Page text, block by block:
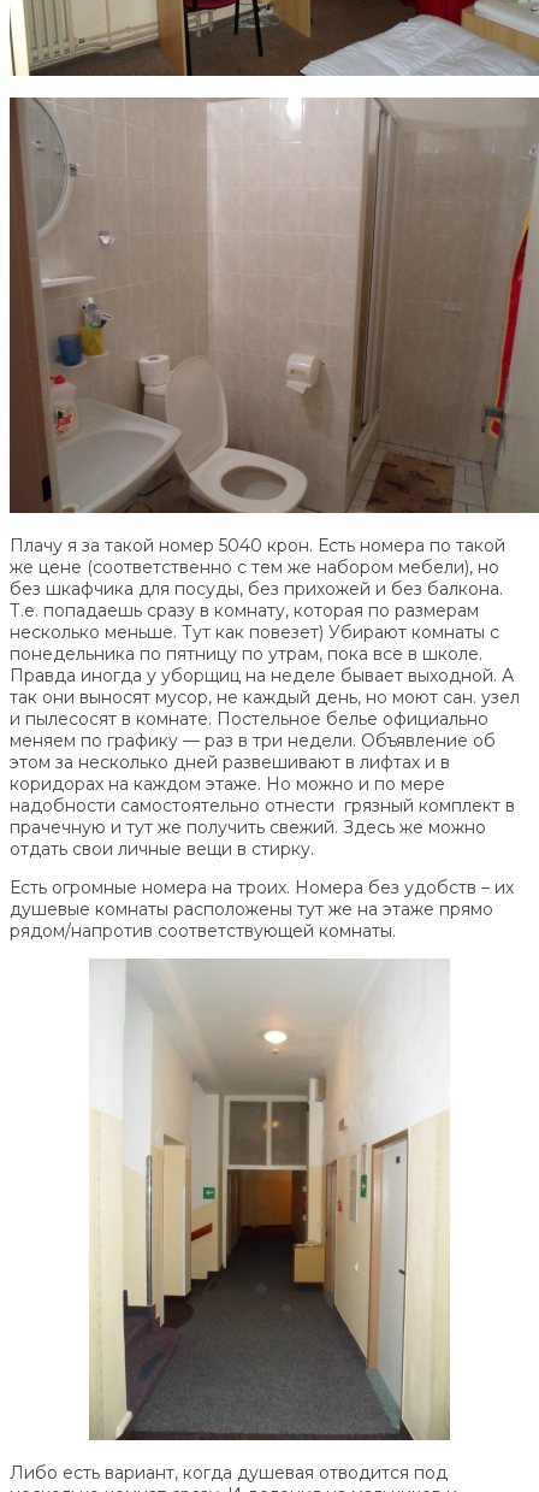
Плачу я за такой номер 5040 крон. Есть номера по такой
же цене (соответственно с тем же набором мебели), но
без шкафчика для посуды, без прихожей и без балкона.
Т.е. попадаешь сразу в комнату, которая по размерам
несколько меньше. Тут как повезет) Убирают комнаты с
понедельника по пятницу по утрам, пока все в школе.
Правда иногда у уборщиц на неделе бывает выходной. А
так они выносят мусор, не каждый день, но моют сан. узел
и пылесосят в комнате. Постельное белье официально
меняем по графику — раз в три недели. Объявление об
этом за несколько дней развешивают в лифтах и в
коридорах на каждом этаже. Но можно и по мере
надобности самостоятельно отнести грязный комплект в
прачечную и тут же получить свежий. Здесь же можно
отдать свои личные вещи в стирку.
Есть огромные номера на троих. Номера без удобств – их
душевые комнаты расположены тут же на этаже прямо
рядом/напротив соответствующей комнаты.
Либо есть вариант, когда душевая отводится под